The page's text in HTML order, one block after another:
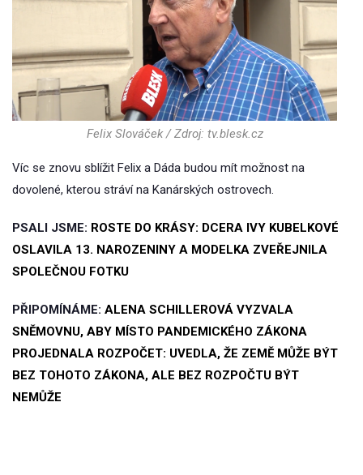
Felix Slováček / Zdroj: tv.blesk.cz
Víc se znovu sblížit Felix a Dáda budou mít možnost na
dovolené, kterou stráví na Kanárských ostrovech.
PSALI JSME: ROSTE DO KRÁSY: DCERA IVY KUBELKOVÉ
OSLAVILA 13. NAROZENINY A MODELKA ZVEŘEJNILA
SPOLEČNOU FOTKU
PŘIPOMÍNÁME: ALENA SCHILLEROVÁ VYZVALA
SNĚMOVNU, ABY MÍSTO PANDEMICKÉHO ZÁKONA
PROJEDNALA ROZPOČET: UVEDLA, ŽE ZEMĚ MŮŽE BÝT
BEZ TOHOTO ZÁKONA, ALE BEZ ROZPOČTU BÝT
NEMŮŽE